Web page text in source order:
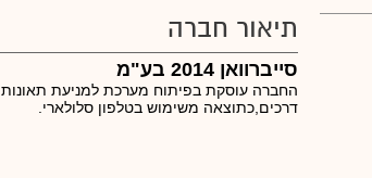
תיאור חברה
סייברוואן 2014 בע"מ
החברה עוסקת בפיתוח מערכת למניעת תאונות
דרכים,כתוצאה משימוש בטלפון סלולארי.